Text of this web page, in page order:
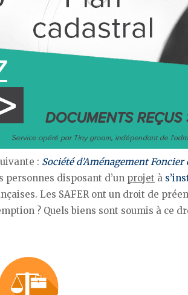
: Société d’Aménagement
personnes disposant d’un projet à
Les SAFER ont un droit de
? Quels biens sont soumis à ce